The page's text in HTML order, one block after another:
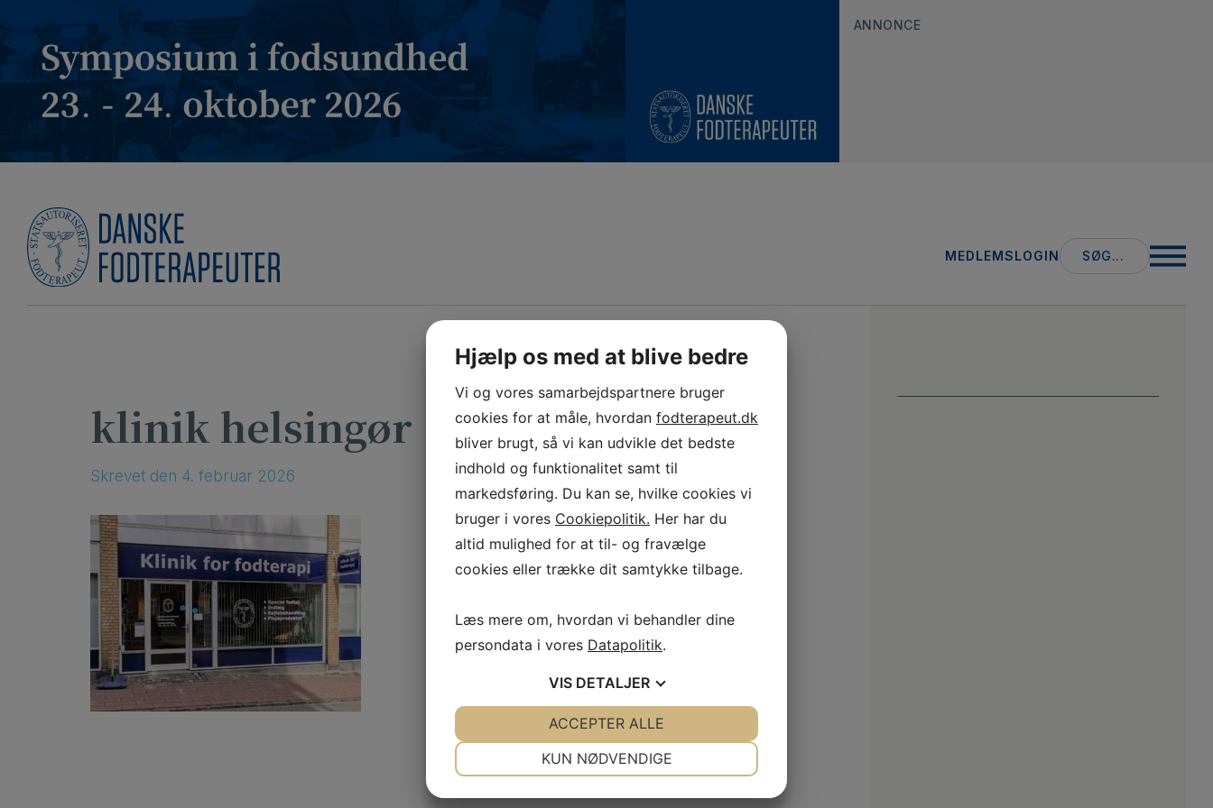
indholdet
ANNONCE
MEDLEMSLOGIN Search
for:
klinik helsingør
Skrevet den 4. februar 2026
Hjælp os med at blive bedre
Vi og vores samarbejdspartnere bruger
cookies for at måle, hvordan fodterapeut.dk
bliver brugt, så vi kan udvikle det bedste
indhold og funktionalitet samt til
markedsføring. Du kan se, hvilke cookies vi
bruger i vores Cookiepolitik. Her har du
altid mulighed for at til- og fravælge
cookies eller trække dit samtykke tilbage.
Læs mere om, hvordan vi behandler dine
persondata i vores Datapolitik.
VIS DETALJER
NEJ JA
KUN NØDVENDIGE
ACCEPTER ALLE